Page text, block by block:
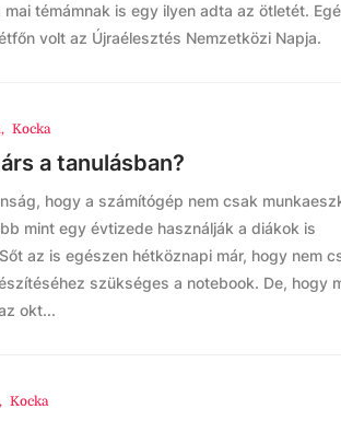
témámnak is egy ilyen adta az ötletét.
volt az Újraélesztés Nemzetközi Napja.
, Kocka
a tanulásban?
hogy a számítógép nem csak
mint egy évtizede használják a diákok is
az is egészen hétköznapi már, hogy nem
szükséges a notebook. De, hogy
okt...
, Kocka